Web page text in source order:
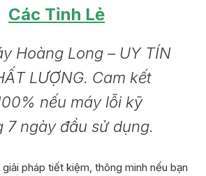
Các Tỉnh Lẻ
Hoàng Long – UY TÍN
LƯỢNG. Cam kết
nếu máy lỗi kỹ
7 ngày đầu sử dụng.
giải pháp tiết kiệm, thông minh nếu bạn